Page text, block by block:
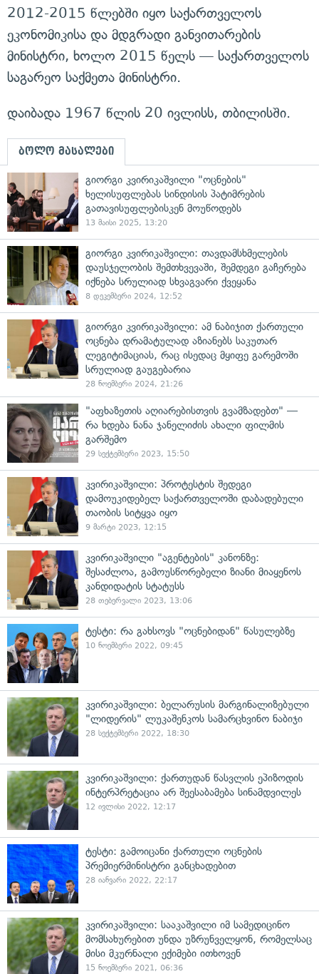
2012-2015 წლებში იყო საქართველოს
ეკონომიკისა და მდგრადი განვითარების
მინისტრი, ხოლო 2015 წელს — საქართველოს
საგარეო საქმეთა მინისტრი.
დაიბადა 1967 წლის 20 ივლისს, თბილისში.
ბოლო მასალები
გიორგი კვირიკაშვილი "ოცნების"
ხელისუფლებას სინდისის პატიმრების
გათავისუფლებისკენ მოუწოდებს
13 მაისი 2025, 13:20
გიორგი კვირიკაშვილი: თავდამსხმელების
დაუსჯელობის შემთხვევაში, შემდეგი გაჩერება
იქნება სრულიად სხვაგვარი ქვეყანა
8 დეკემბერი 2024, 12:52
გიორგი კვირიკაშვილი: ამ ნაბიჯით ქართული
ოცნება დრამატულად აზიანებს საკუთარ
ლეგიტიმაციას, რაც ისედაც მყიფე გარემოში
სრულიად გაუგებარია
28 ნოემბერი 2024, 21:26
"აფხაზეთის აღიარებისთვის გვამზადებთ" —
რა ხდება ნანა ჯანელიძის ახალი ფილმის
გარშემო
29 სექტემბერი 2023, 15:50
კვირიკაშვილი: პროტესტის შედეგი
დამოუკიდებელ საქართველოში დაბადებული
თაობის სიტყვა იყო
9 მარტი 2023, 12:15
კვირიკაშვილი "აგენტების" კანონზე:
შესაძლოა, გამოუსწორებელი ზიანი მიაყენოს
კანდიდატის სტატუსს
28 თებერვალი 2023, 13:06
ტესტი: რა გახსოვს "ოცნებიდან" წასულებზე
10 ნოემბერი 2022, 09:45
კვირიკაშვილი: ბელარუსის მარგინალიზებული
"ლიდერის" ლუკაშენკოს სამარცხვინო ნაბიჯი
28 სექტემბერი 2022, 18:30
კვირიკაშვილი: ქართუდან წასვლის ეპიზოდის
ინტერპრეტაცია არ შეესაბამება სინამდვილეს
12 ივლისი 2022, 12:17
ტესტი: გამოიცანი ქართული ოცნების
პრემიერმინისტრი განცხადებით
28 იანვარი 2022, 22:17
კვირიკაშვილი: სააკაშვილი იმ სამედიცინო
მომსახურებით უნდა უზრუნველყონ, რომელსაც
მისი მკურნალი ექიმები ითხოვენ
15 ნოემბერი 2021, 06:36